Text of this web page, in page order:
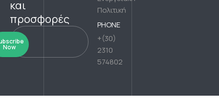
και
προσφορές
Now
Πολιτική
PHONE
+(30)
2310
574802